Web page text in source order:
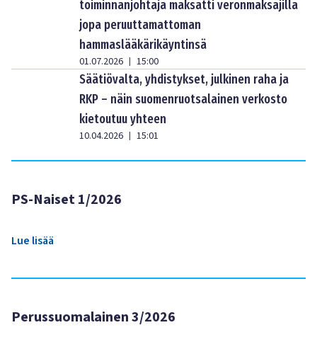
toiminnanjohtaja maksatti veronmaksajilla
jopa peruuttamattoman
hammaslääkärikäyntinsä
01.07.2026 | 15:00
Säätiövalta, yhdistykset, julkinen raha ja
RKP – näin suomenruotsalainen verkosto
kietoutuu yhteen
10.04.2026 | 15:01
PS-Naiset 1/2026
Lue lisää
Perussuomalainen 3/2026